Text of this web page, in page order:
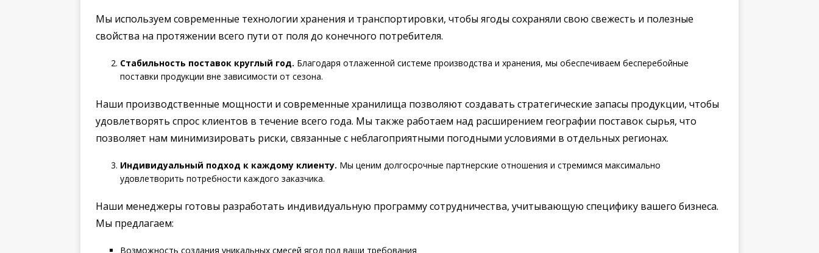
Мы используем современные технологии хранения и транспортировки, чтобы ягоды сохраняли свою свежесть и полезные
свойства на протяжении всего пути от поля до конечного потребителя.
Стабильность поставок круглый год. Благодаря отлаженной системе производства и хранения, мы обеспечиваем бесперебойные
поставки продукции вне зависимости от сезона.
Наши производственные мощности и современные хранилища позволяют создавать стратегические запасы продукции, чтобы
удовлетворять спрос клиентов в течение всего года. Мы также работаем над расширением географии поставок сырья, что
позволяет нам минимизировать риски, связанные с неблагоприятными погодными условиями в отдельных регионах.
Индивидуальный подход к каждому клиенту. Мы ценим долгосрочные партнерские отношения и стремимся максимально
удовлетворить потребности каждого заказчика.
Наши менеджеры готовы разработать индивидуальную программу сотрудничества, учитывающую специфику вашего бизнеса.
Мы предлагаем:
Возможность создания уникальных смесей ягод под ваши требования